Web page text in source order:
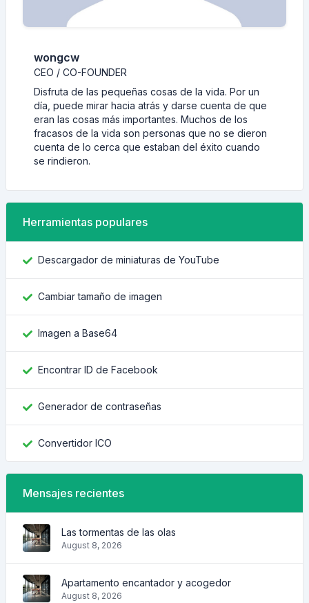
wongcw
CEO / CO-FOUNDER
Disfruta de las pequeñas cosas de la vida. Por un
día, puede mirar hacia atrás y darse cuenta de que
eran las cosas más importantes. Muchos de los
fracasos de la vida son personas que no se dieron
cuenta de lo cerca que estaban del éxito cuando
se rindieron.
Herramientas populares
Descargador de miniaturas de YouTube
Cambiar tamaño de imagen
Imagen a Base64
Encontrar ID de Facebook
Generador de contraseñas
Convertidor ICO
Mensajes recientes
Las tormentas de las olas
August 8, 2026
Apartamento encantador y acogedor
August 8, 2026